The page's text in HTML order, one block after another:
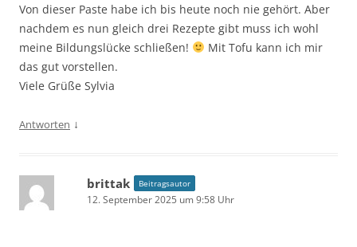
Von dieser Paste habe ich bis heute noch nie gehört. Aber
nachdem es nun gleich drei Rezepte gibt muss ich wohl
meine Bildungslücke schließen!
Mit Tofu kann ich mir
das gut vorstellen.
Viele Grüße Sylvia
Antworten ↓
brittak Beitragsautor
12. September 2025 um 9:58 Uhr